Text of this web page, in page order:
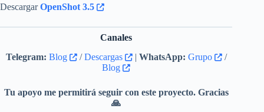
DescargarOpenShot 3.5
Canales
Telegram: Blog /Descargas | WhatsApp: Grupo
/
Blog
Tu apoyo me permitirá seguir con este proyecto. Gracias
🙏